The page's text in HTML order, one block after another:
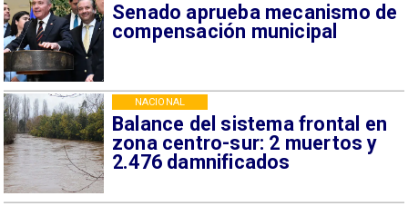
Senado aprueba mecanismo de
compensación municipal
Balance del sistema frontal en
zona centro-sur: 2 muertos y
2.476 damnificados
NACIONAL